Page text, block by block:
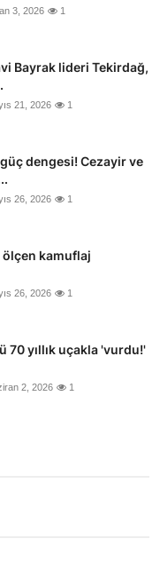
3, 2026 1
Bayrak lideri Tekirdağ,
21, 2026 1
dengesi! Cezayir ve
26, 2026 1
ölçen kamuflaj
26, 2026 1
70 yıllık uçakla 'vurdu!'
2, 2026 1